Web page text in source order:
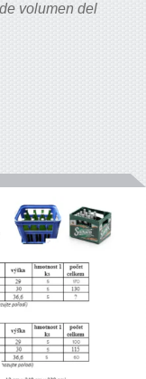
volumen del